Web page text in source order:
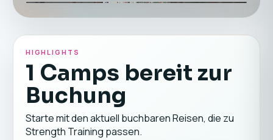
HIGHLIGHTS
1 Camps bereit zur
Buchung
Starte mit den aktuell buchbaren Reisen, die zu
Strength Training passen.